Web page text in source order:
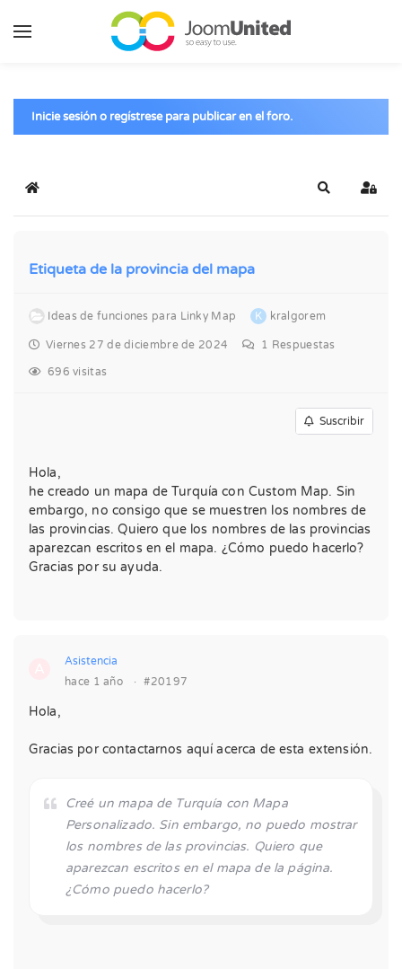
Saltar al contenido principal
Inicie sesión o regístrese para publicar en el foro.
Inicio Buscar
Etiqueta de la provincia del mapa
Ideas de funciones para Linky Map K kralgorem
Viernes 27 de diciembre de 2024 1 Respuestas
696 visitas
Suscribir
Hola,
he creado un mapa de Turquía con Custom Map. Sin
embargo, no consigo que se muestren los nombres de
las provincias. Quiero que los nombres de las provincias
aparezcan escritos en el mapa. ¿Cómo puedo hacerlo?
Gracias por su ayuda.
Asistencia
hace 1 año
· #20197
Hola,
Gracias por contactarnos aquí acerca de esta extensión.
Creé un mapa de Turquía con Mapa
Personalizado. Sin embargo, no puedo mostrar
los nombres de las provincias. Quiero que
aparezcan escritos en el mapa de la página.
¿Cómo puedo hacerlo?